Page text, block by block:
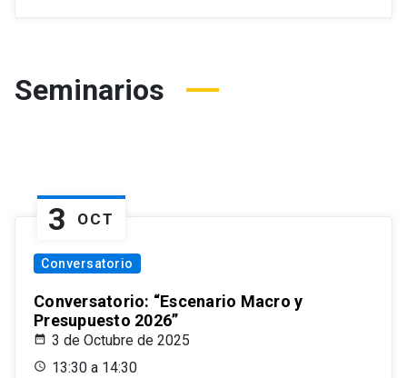
Seminarios
3 OCT
Conversatorio
Conversatorio: “Escenario Macro y
Presupuesto 2026”
3 de Octubre de 2025
13:30 a 14:30